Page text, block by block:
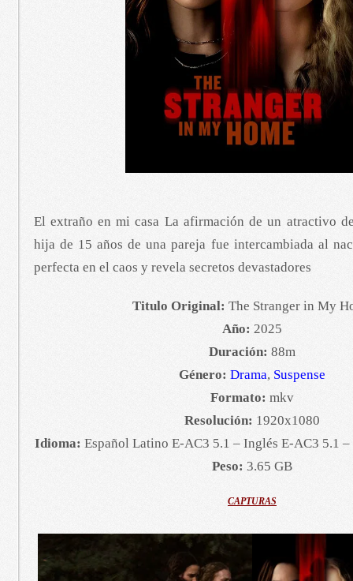
El extraño en mi casa La afirmación de un atractivo
hija de 15 años de una pareja fue intercambiada al
perfecta en el caos y revela secretos devastadores
Titulo Original: The Stranger in My
Año: 2025
Duración: 88m
Género: Drama, Suspense
Formato: mkv
Resolución: 1920x1080
Idioma: Español Latino E-AC3 5.1 – Inglés E-AC3 5.1
Peso: 3.65 GB
CAPTURAS